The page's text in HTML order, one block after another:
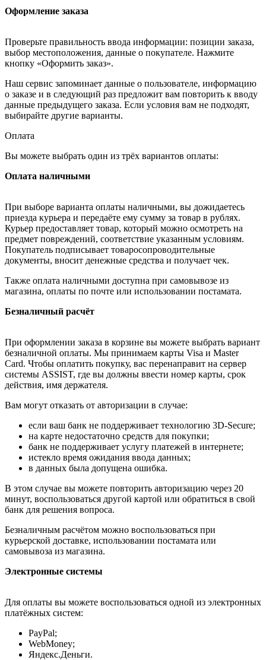
Оформление заказа
Проверьте правильность ввода информации: позиции заказа,
выбор местоположения, данные о покупателе. Нажмите
кнопку «Оформить заказ».
Наш сервис запоминает данные о пользователе, информацию
о заказе и в следующий раз предложит вам повторить к вводу
данные предыдущего заказа. Если условия вам не подходят,
выбирайте другие варианты.
Оплата
Вы можете выбрать один из трёх вариантов оплаты:
Оплата наличными
При выборе варианта оплаты наличными, вы дожидаетесь
приезда курьера и передаёте ему сумму за товар в рублях.
Курьер предоставляет товар, который можно осмотреть на
предмет повреждений, соответствие указанным условиям.
Покупатель подписывает товаросопроводительные
документы, вносит денежные средства и получает чек.
Также оплата наличными доступна при самовывозе из
магазина, оплаты по почте или использовании постамата.
Безналичный расчёт
При оформлении заказа в корзине вы можете выбрать вариант
безналичной оплаты. Мы принимаем карты Visa и Master
Card. Чтобы оплатить покупку, вас перенаправит на сервер
системы ASSIST, где вы должны ввести номер карты, срок
действия, имя держателя.
Вам могут отказать от авторизации в случае:
если ваш банк не поддерживает технологию 3D-Secure;
на карте недостаточно средств для покупки;
банк не поддерживает услугу платежей в интернете;
истекло время ожидания ввода данных;
в данных была допущена ошибка.
В этом случае вы можете повторить авторизацию через 20
минут, воспользоваться другой картой или обратиться в свой
банк для решения вопроса.
Безналичным расчётом можно воспользоваться при
курьерской доставке, использовании постамата или
самовывоза из магазина.
Электронные системы
Для оплаты вы можете воспользоваться одной из электронных
платёжных систем:
PayPal;
WebMoney;
Яндекс.Деньги.